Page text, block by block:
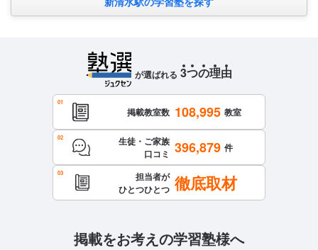
が選ばれる 3つの理由
掲載教室数 108,995 教室
生徒・ご家族
口コミ 396,879 件
担当者が
ひとつひとつ 徹底取材
掲載をお考えの学習塾様へ